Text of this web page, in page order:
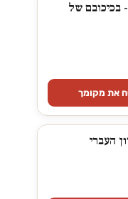
בכיכובם של
את מקומך
העברי